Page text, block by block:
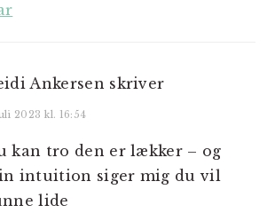
Ankersen skriver
2023 kl. 16:54
kan tro den er lækker – og
intuition siger mig du vil
lide